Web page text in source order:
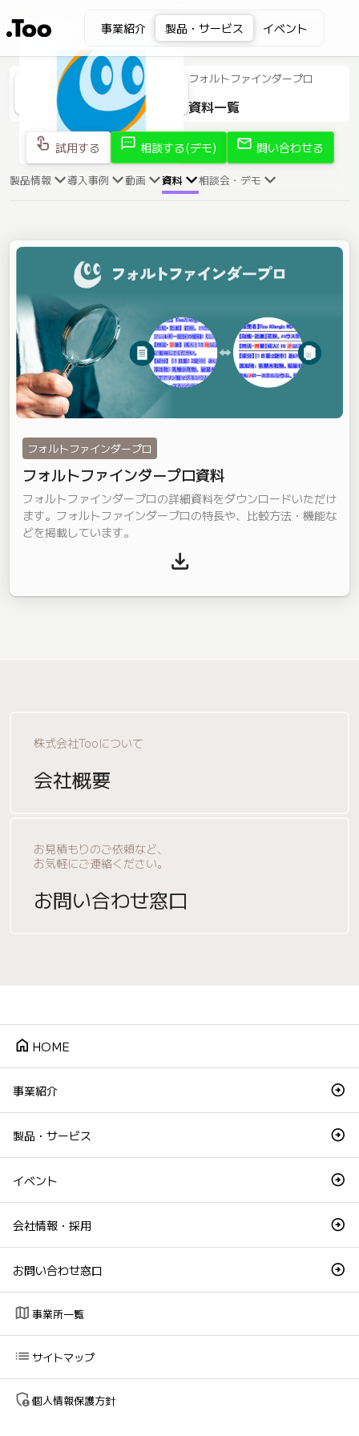
事業紹介 製品・サービス イベント
フォルトファインダープロ
資料一覧
touch_app 試用する sms 相談する(デモ) mail 問い合わせる
製品情報 導入事例 動画 資料 相談会・デモ
フォルトファインダープロ
フォルトファインダープロ資料
フォルトファインダープロの詳細資料をダウンロードいただけ
ます。フォルトファインダープロの特長や、比較方法・機能な
どを掲載しています。
download
株式会社Tooについて
会社概要
お見積もりのご依頼など、
お気軽にご連絡ください。
お問い合わせ窓口
home HOME
事業紹介
製品・サービス
イベント
会社情報・採用
お問い合わせ窓口
map 事業所一覧
list サイトマップ
admin_panel_settings個人情報保護方針